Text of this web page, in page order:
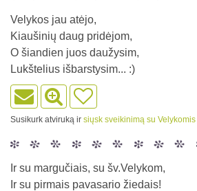
Velykos jau atėjo,
Kiaušinių daug pridėjom,
O šiandien juos daužysim,
Lukštelius išbarstysim... :)
Susikurk atviruką ir siųsk sveikinimą su Velykomis
Ir su margučiais, su šv.Velykom,
Ir su pirmais pavasario žiedais!